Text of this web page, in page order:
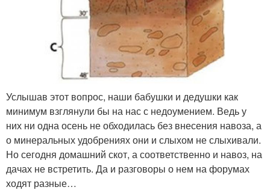
Услышав этот вопрос, наши бабушки и дедушки как
минимум взглянули бы на нас с недоумением. Ведь у
них ни одна осень не обходилась без внесения навоза, а
о минеральных удобрениях они и слыхом не слыхивали.
Но сегодня домашний скот, а соответственно и навоз, на
дачах не встретить. Да и разговоры о нем на форумах
ходят разные…